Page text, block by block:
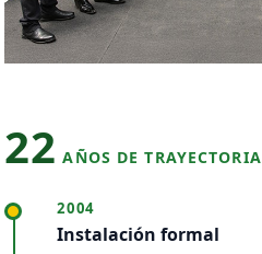
22 AÑOS DE TRAYECTORIA
2004
Instalación formal